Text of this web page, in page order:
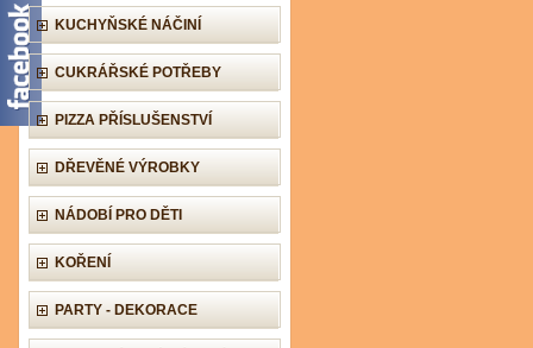
KUCHYŇSKÉ NÁČINÍ
CUKRÁŘSKÉ POTŘEBY
PIZZA PŘÍSLUŠENSTVÍ
DŘEVĚNÉ VÝROBKY
NÁDOBÍ PRO DĚTI
KOŘENÍ
PARTY - DEKORACE